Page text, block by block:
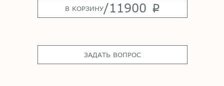
В КОРЗИНУ/11900 p
ЗАДАТЬ ВОПРОС